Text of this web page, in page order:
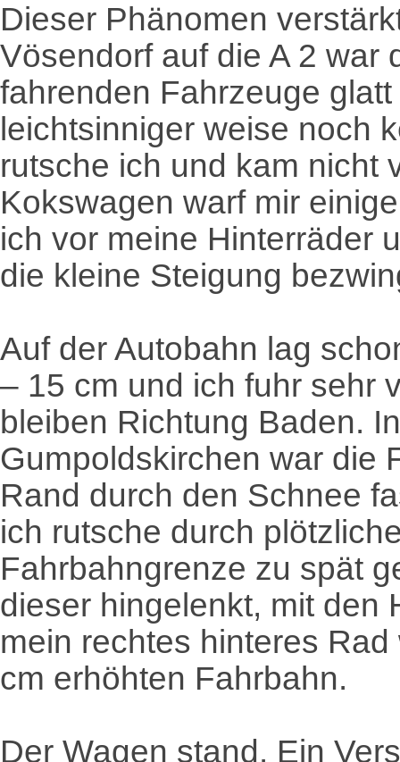
Dieser Phänomen
Vösendorf auf die A 2 war
fahrenden Fahrzeuge
leichtsinniger weise noch
rutsche ich und kam nicht
Kokswagen warf mir
ich vor meine Hinterräder
die kleine Steigung
Auf der Autobahn lag
– 15 cm und ich fuhr sehr
bleiben Richtung Baden.
Gumpoldskirchen war die
Rand durch den Schnee
ich rutsche durch
Fahrbahngrenze zu spät
dieser hingelenkt, mit den
mein rechtes hinteres
cm erhöhten Fahrbahn.
Der Wagen stand. Ein